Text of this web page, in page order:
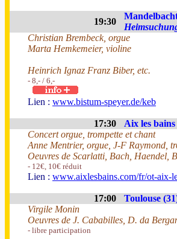
19:30
Christian Brembeck, orgue
Marta Hemkemeier, violine
Heinrich Ignaz Franz Biber, etc.
- 8,- / 6,-
Lien : www.bistum-speyer.de/keb
17:30 Aix les bains
Concert orgue, trompette et chant
Anne Mentrier, orgue, J-F Raymond,
Oeuvres de Scarlatti, Bach, Haendel,
- 12€, 10€ réduit
Lien : www.aixlesbains.com/fr/ot-aix-
17:00 Toulouse
Virgile Monin
Oeuvres de J. Cababilles, D. da
- libre participation